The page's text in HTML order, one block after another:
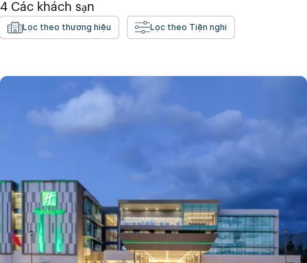
4 Các khách sạn
Lọc theo thương hiệu Lọc theo Tiện nghi